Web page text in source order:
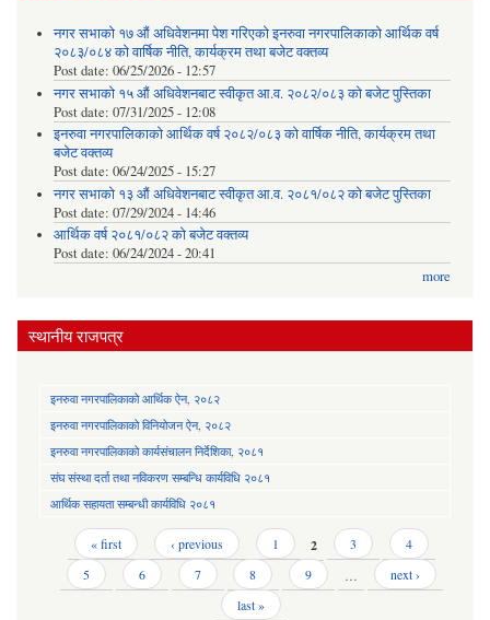
नगर सभाको १७ औं अधिवेशनमा पेश गरिएको इनरुवा नगरपालिकाको आर्थिक वर्ष
२०८३/०८४ को वार्षिक नीति, कार्यक्रम तथा बजेट वक्तव्य
Post date: 06/25/2026 - 12:57
नगर सभाको १५ औं अधिवेशनबाट स्वीकृत आ.व. २०८२/०८३ को बजेट पुस्तिका
Post date: 07/31/2025 - 12:08
इनरुवा नगरपालिकाको आर्थिक वर्ष २०८२/०८३ को वार्षिक नीति, कार्यक्रम तथा
बजेट वक्तव्य
Post date: 06/24/2025 - 15:27
नगर सभाको १३ औं अधिवेशनबाट स्वीकृत आ.व. २०८१/०८२ को बजेट पुस्तिका
Post date: 07/29/2024 - 14:46
आर्थिक वर्ष २०८१/०८२ को बजेट वक्तव्य
Post date: 06/24/2024 - 20:41
more
स्थानीय राजपत्र
इनरुवा नगरपालिकाको आर्थिक ऐन, २०८२
इनरुवा नगरपालिकाको विनियोजन ऐन, २०८२
इनरुवा नगरपालिकाको कार्यसंचालन निर्देशिका, २०८१
संघ संस्था दर्ता तथा नविकरण सम्बन्धि कार्यविधि २०८१
आर्थिक सहायता सम्बन्धी कार्यविधि २०८१
Pages « first ‹ previous 1 2 3
4
5
6 7 8 9 …
next ›
last »